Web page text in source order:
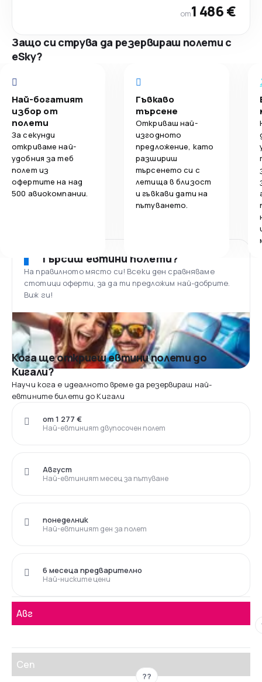
от1 486 €
Защо си струва да резервираш полети с
eSky?
Най-богатият
избор от
полети
За секунди
откриваме най-
удобния за теб
полет из
офертите на над
500 авиокомпании.
Гъвкаво
търсене
Откриваш най-
изгодното
предложение, като
разшириш
търсенето си с
летища в близост
и гъвкави дати на
пътуването.
Търсиш евтини полети?
На правилното място си! Всеки ден сравняваме
стотици оферти, за да ти предложим най-добрите.
Виж ги!
Кога ще откриеш евтини полети до
Кигали?
Научи кога е идеалното време да резервираш най-
евтините билети до Кигали
Най-евтиният двупосочен полет
от 1 277 €
Най-евтиният месец за пътуване
Август
Най-евтиният ден за полет
понеделник
Най-ниските цени
6 месеца предварително
Авг
Сеп
??